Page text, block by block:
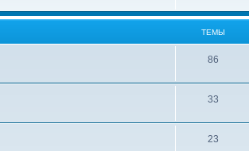
ТЕМЫ
86
33
23